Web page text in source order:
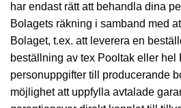
har endast rätt att behandla dina
Bolagets räkning i samband med
Bolaget, t.ex. att leverera en
beställning av tex Pooltak eller hel
personuppgifter till producerande
möjlighet att uppfylla avtalade